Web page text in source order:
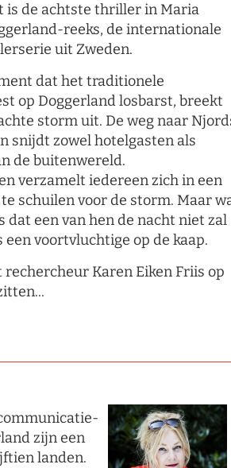
is de achtste thriller in Maria
reeks, de internationale
uit Zweden.
dat het traditionele
op Doggerland losbarst, breekt
storm uit. De weg naar
snijdt zowel hotelgasten als
de buitenwereld.
verzamelt iedereen zich in een
schuilen voor de storm. Maar
dat een van hen de nacht niet zal
een voortvluchtige op de kaap.
rechercheur Karen Eiken Friis op
zijn een
landen.